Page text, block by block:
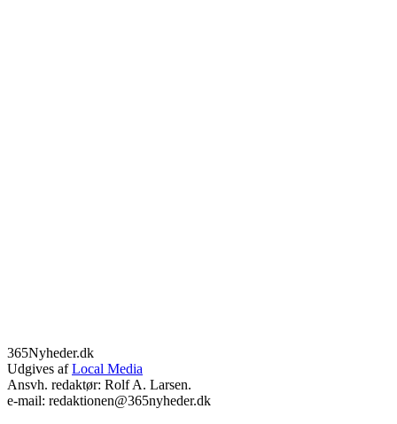
365Nyheder.dk
Udgives afLocal Media
Ansvh. redaktør: Rolf A. Larsen.
e-mail: redaktionen@365nyheder.dk